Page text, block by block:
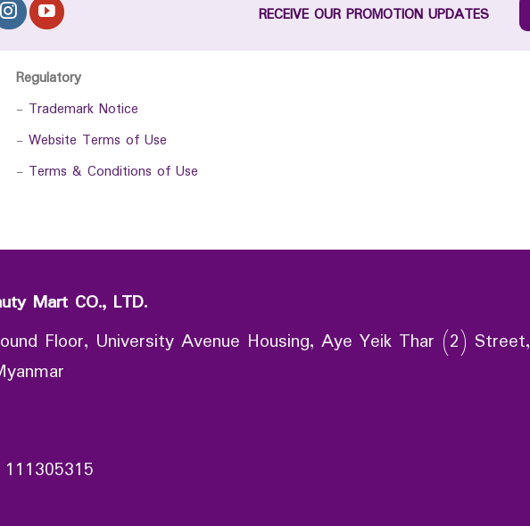
RECEIVE OUR PROMOTION UPDATES
Regulatory
- Trademark Notice
- Website Terms of Use
- Terms & Conditions of Use
Mart CO., LTD.
Floor, University Avenue Housing, Aye Yeik Thar (2) Street,
111305315